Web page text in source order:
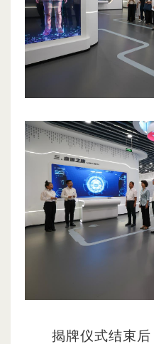
揭牌仪式结束